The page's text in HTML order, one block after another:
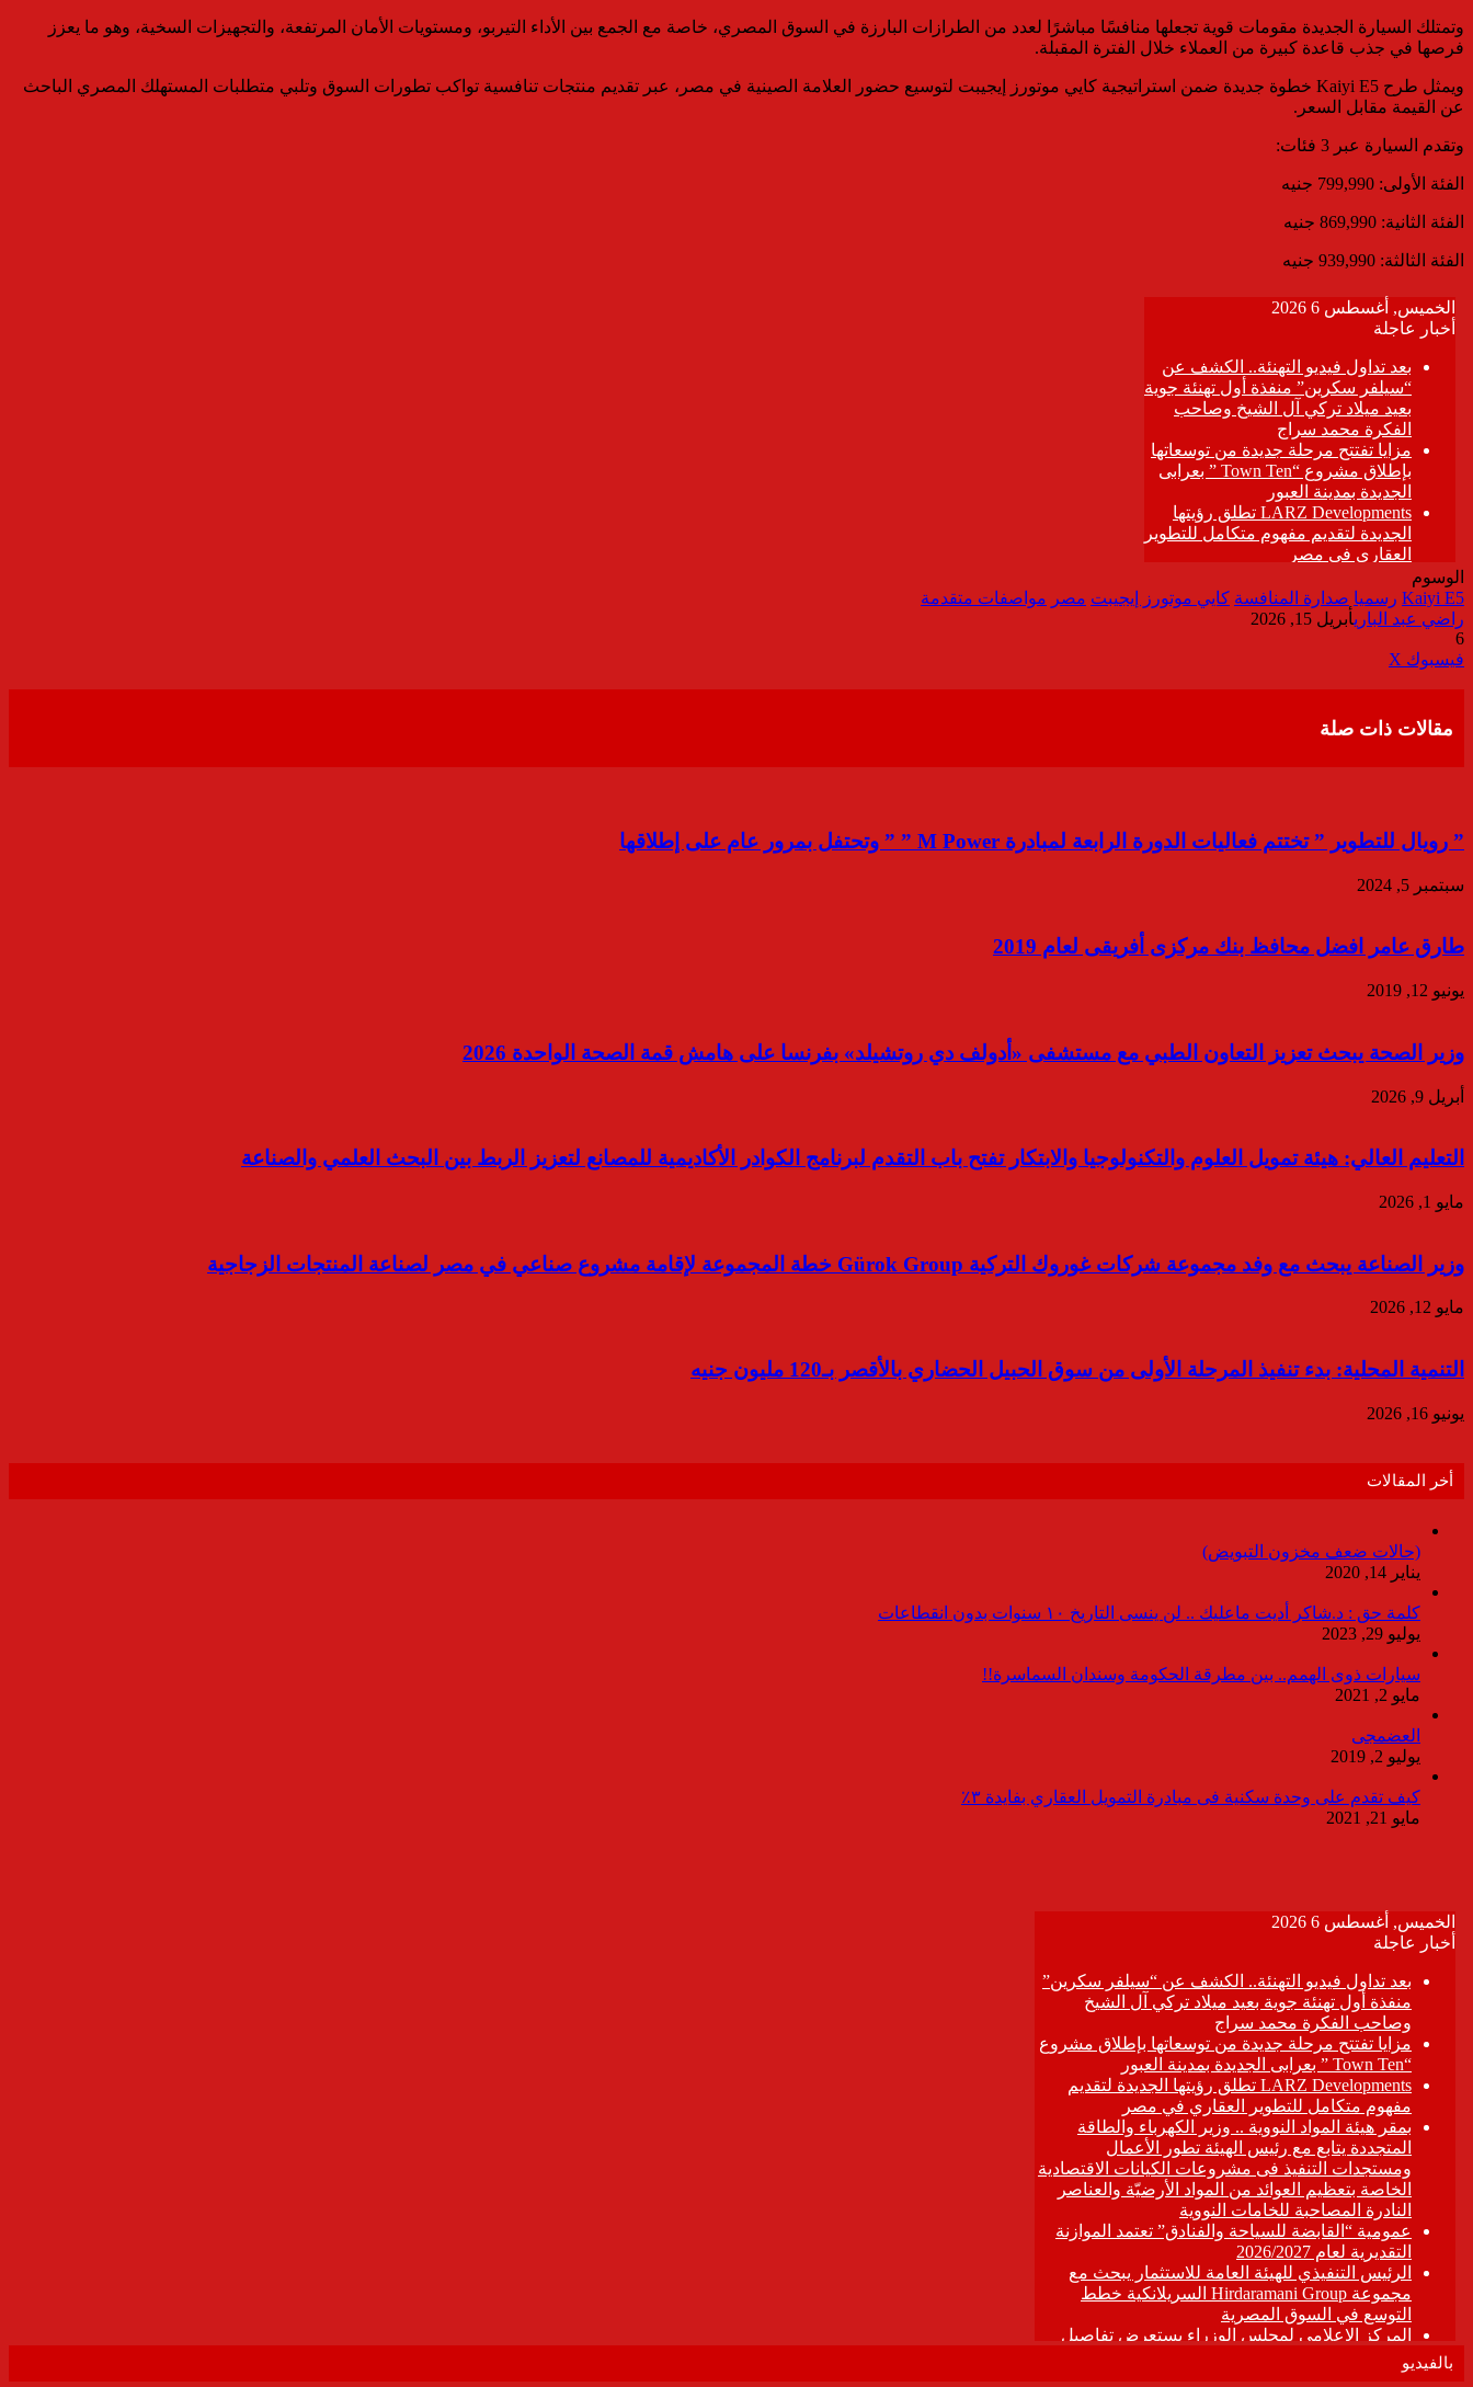
وتمتلك السيارة الجديدة مقومات قوية تجعلها منافسًا مباشرًا لعدد من الطرازات البارزة في السوق المصري، خاصة مع الجمع بين الأداء التيربو، ومستويات الأمان المرتفعة، والتجهيزات السخية، وهو ما يعزز
فرصها في جذب قاعدة كبيرة من العملاء خلال الفترة المقبلة.
ويمثل طرح Kaiyi E5 خطوة جديدة ضمن استراتيجية كايي موتورز إيجيبت لتوسيع حضور العلامة الصينية في مصر، عبر تقديم منتجات تنافسية تواكب تطورات السوق وتلبي متطلبات المستهلك المصري الباحث
عن القيمة مقابل السعر.
وتقدم السيارة عبر 3 فئات:
الفئة الأولى: 799,990 جنيه
الفئة الثانية: 869,990 جنيه
الفئة الثالثة: 939,990 جنيه
الوسوم
Kaiyi E5 رسميا صدارة المنافسة كايي موتورز إيجيبت مصر مواصفات متقدمة
راضي عبد الباريأبريل 15, 2026
6
فيسبوك ‫X
مقالات ذات صلة
” رويال للتطوير ” تختتم فعاليات الدورة الرابعة لمبادرة M Power ” ” وتحتفل بمرور عام على إطلاقها
سبتمبر 5, 2024
طارق عامر افضل محافظ بنك مركزى أفريقى لعام 2019
يونيو 12, 2019
وزير الصحة يبحث تعزيز التعاون الطبي مع مستشفى «أدولف دي روتشيلد» بفرنسا على هامش قمة الصحة الواحدة 2026
أبريل 9, 2026
التعليم العالي: هيئة تمويل العلوم والتكنولوجيا والابتكار تفتح باب التقدم لبرنامج الكوادر الأكاديمية للمصانع لتعزيز الربط بين البحث العلمي والصناعة
مايو 1, 2026
وزير الصناعة يبحث مع وفد مجموعة شركات غوروك التركية Gürok Group خطة المجموعة لإقامة مشروع صناعي في مصر لصناعة المنتجات الزجاجية
مايو 12, 2026
التنمية المحلية: بدء تنفيذ المرحلة الأولى من سوق الحبيل الحضاري بالأقصر بـ120 مليون جنيه
يونيو 16, 2026
أخر المقالات
(حالات ضعف مخزون التبويض)
يناير 14, 2020
كلمة حق : د.شاكر أديت ماعليك .. لن ينسى التاريخ ١٠ سنوات بدون انقطاعات
يوليو 29, 2023
سيارات ذوى الهمم.. بين مطرقة الحكومة وسندان السماسرة!!
مايو 2, 2021
العضمجى
يوليو 2, 2019
كيف تقدم على وحدة سكنية فى مبادرة التمويل العقاري بفايدة ٣٪
مايو 21, 2021
بالفيديو